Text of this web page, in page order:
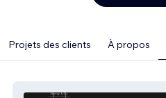
Projets des clients À propos